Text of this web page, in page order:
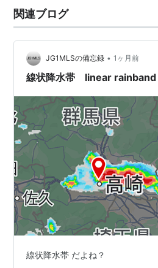
関連ブログ
JG1MLSの備忘録 • 1ヶ月前
線状降水帯 linear rainband
線状降水帯 だよね？